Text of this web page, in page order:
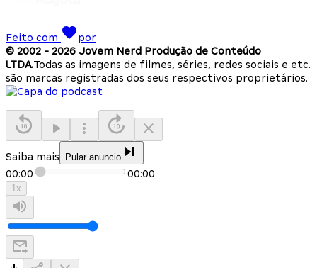
Feito com
por
© 2002 - 2026 Jovem Nerd Produção de Conteúdo
LTDA.Todas as imagens de filmes, séries, redes sociais e etc.
são marcas registradas dos seus respectivos proprietários.
Saiba mais Pular anuncio
00:00 00:00
1x